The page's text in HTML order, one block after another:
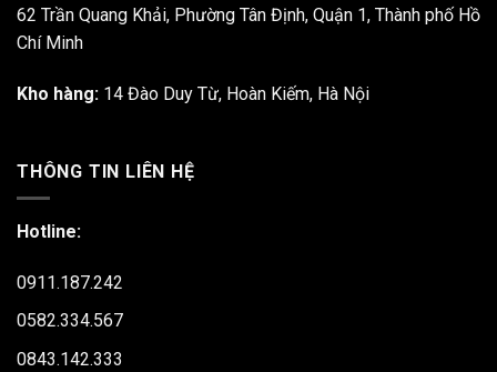
62 Trần Quang Khải, Phường Tân Định, Quận 1, Thành phố Hồ
Chí Minh
Kho hàng: 14 Đào Duy Từ, Hoàn Kiếm, Hà Nội
THÔNG TIN LIÊN HỆ
Hotline:
0911.187.242
0582.334.567
0843.142.333